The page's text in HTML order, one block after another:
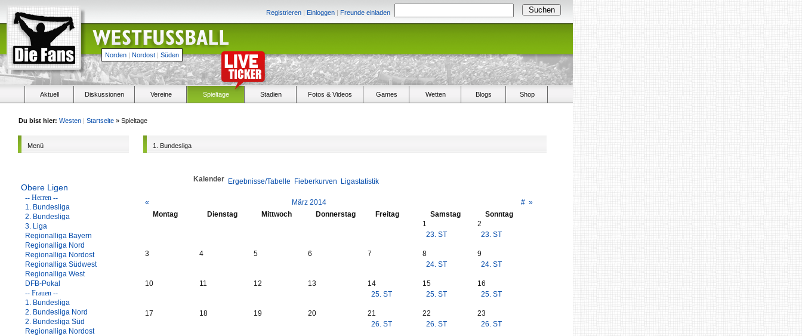
Registrieren | Einloggen | Freunde einladen
Norden | Nordost | Süden
Aktuell Diskussionen Vereine Spieltage Stadien Fotos & Videos Games Wetten Blogs Shop
Du bist hier: Westen | Startseite » Spieltage
Menü
Obere Ligen
-- Herren --
1. Bundesliga
2. Bundesliga
3. Liga
Regionalliga Bayern
Regionalliga Nord
Regionalliga Nordost
Regionalliga Südwest
Regionalliga West
DFB-Pokal
-- Frauen --
1. Bundesliga
2. Bundesliga Nord
2. Bundesliga Süd
Regionalliga Nordost
1. Bundesliga
Kalender Ergebnisse/Tabelle Fieberkurven Ligastatistik
« März 2014 # »
Montag
Dienstag Mittwoch Donnerstag Freitag Samstag
Sonntag
1
23. ST
2
23. ST
3 4 5 6 7
8
24. ST
9
24. ST
10 11 12 13
14
25. ST
15
25. ST
16
25. ST
17 18 19 20
21
26. ST
22
26. ST
23
26. ST